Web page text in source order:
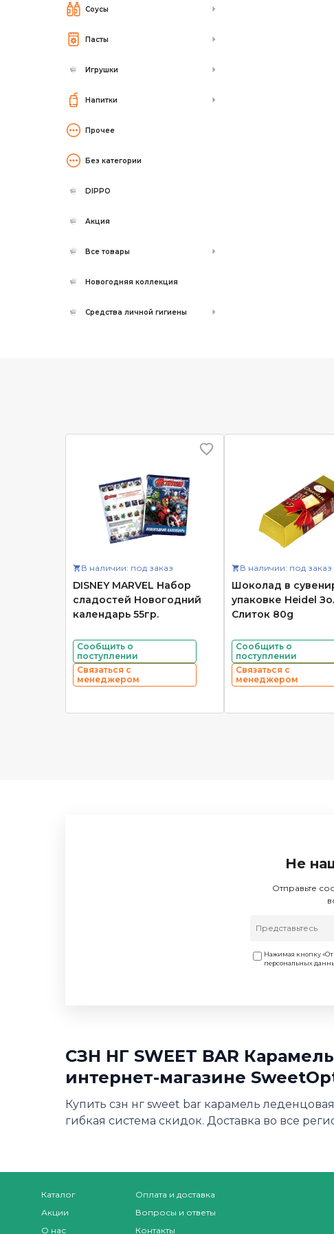
Соусы
Пасты
Игрушки
Напитки
Прочее
Без категории
DIPPO
Акция
Все товары
Новогодняя коллекция
Средства личной гигиены
В наличии: под заказ
DISNEY MARVEL Набор
сладостей Новогодний
календарь 55гр.
Сообщить о
поступлении
Связаться с
менеджером
В наличии: под заказ
Шоколад в
упаковке Heidel
Слиток 80g
Сообщить о
поступлении
Связаться с
менеджером
Не
Отправьте
Нажимая кнопку
персональных
СЗН НГ SWEET BAR
интернет-магазине
Купить сзн нг sweet bar карамель
гибкая система скидок. Доставка во все
Каталог
Акции
О нас
Оплата и доставка
Вопросы и ответы
Контакты